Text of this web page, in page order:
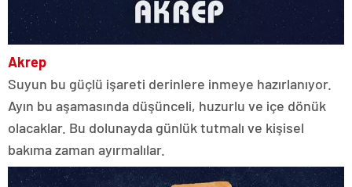
Akrep
Suyun bu güçlü işareti derinlere inmeye hazırlanıyor.
Ayın bu aşamasında düşünceli, huzurlu ve içe dönük
olacaklar. Bu dolunayda günlük tutmalı ve kişisel
bakıma zaman ayırmalılar.